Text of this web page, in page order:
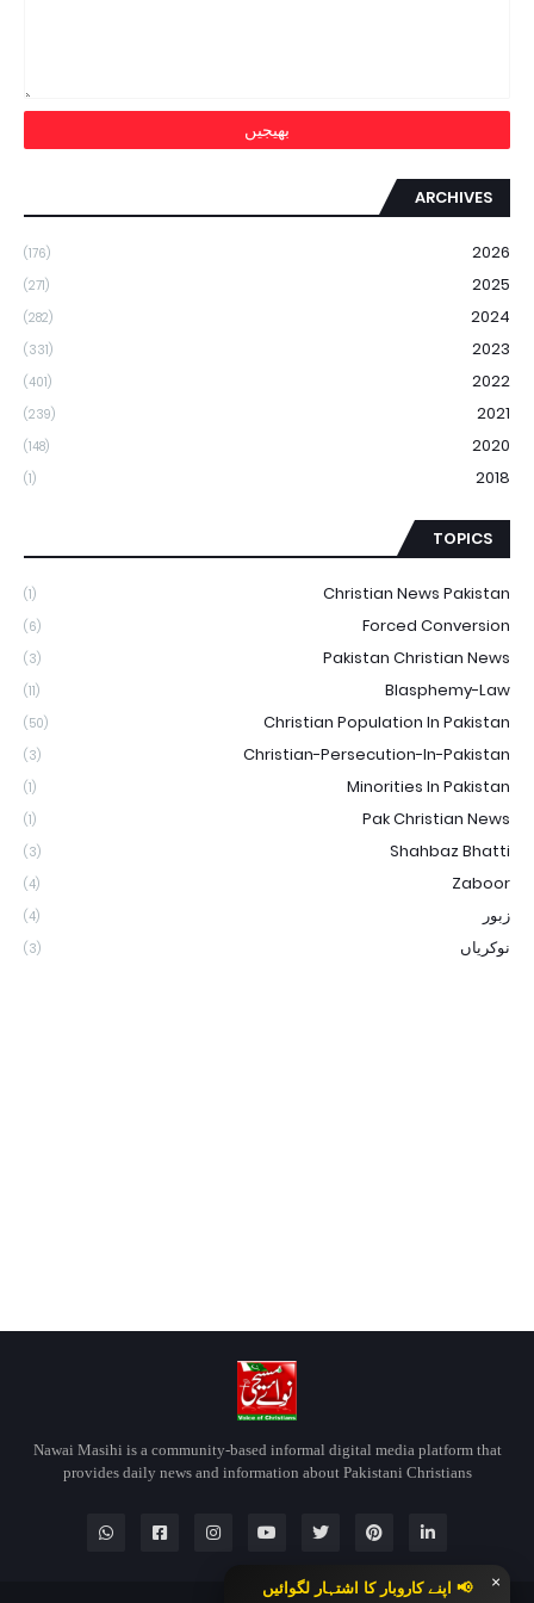
× 📢 اپنے کاروبار کا اشتہار لگوائیں
ARCHIVES
2026
(176)
2025
(271)
2024
(282)
2023
(331)
2022
(401)
2021
(239)
2020
(148)
2018
(1)
TOPICS
Christian News Pakistan
(1)
Forced Conversion
(6)
Pakistan Christian News
(3)
Blasphemy-Law
(11)
Christian Population In Pakistan
(50)
Christian-Persecution-In-Pakistan
(3)
Minorities In Pakistan
(1)
Pak Christian News
(1)
Shahbaz Bhatti
(3)
Zaboor
(4)
زبور (4)
نوکریاں (3)
Nawai Masihi is a community-based informal digital media platform that
provides daily news and information about Pakistani Christians